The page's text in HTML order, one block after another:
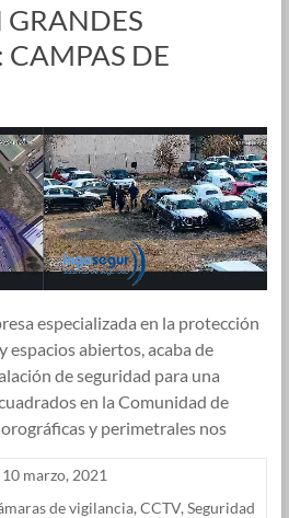
GRANDES
CAMPAS DE
especializada en la protección
espacios abiertos, acaba de
de seguridad para una
en la Comunidad de
y perimetrales nos
10 marzo, 2021
de vigilancia, CCTV, Seguridad